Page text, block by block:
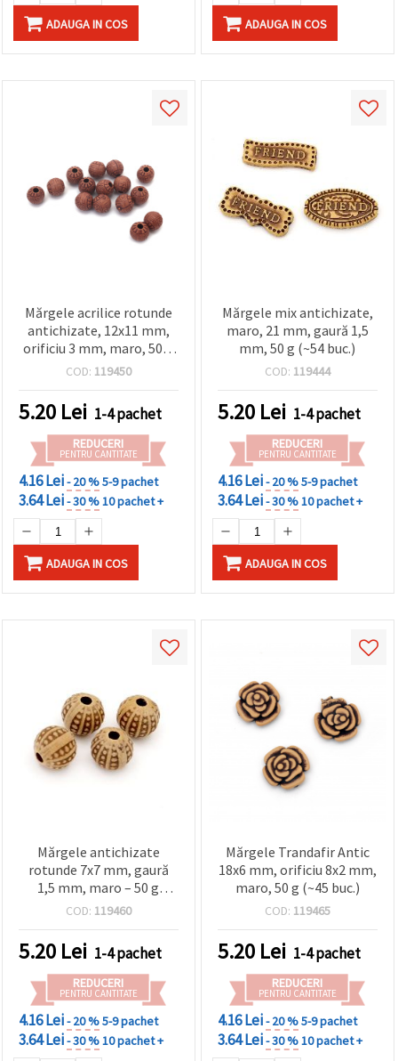
ADAUGA IN COS ADAUGA IN COS
Mărgele acrilice rotunde
antichizate, 12x11 mm,
orificiu 3 mm, maro, 50 g
(~54 buc.)
COD: 119450
5.20 Lei 1-4 pachet
REDUCERI
PENTRU CANTITATE
4.16 Lei- 20 %5-9 pachet
3.64 Lei- 30 %10 pachet +
ADAUGA IN COS
Mărgele mix antichizate,
maro, 21 mm, gaură 1,5
mm, 50 g (~54 buc.)
COD: 119444
5.20 Lei 1-4 pachet
REDUCERI
PENTRU CANTITATE
4.16 Lei- 20 %5-9 pachet
3.64 Lei- 30 %10 pachet +
ADAUGA IN COS
Mărgele antichizate
rotunde 7x7 mm, gaură
1,5 mm, maro – 50 g
(aprox. 160 buc.)
COD: 119460
5.20 Lei 1-4 pachet
REDUCERI
PENTRU CANTITATE
4.16 Lei- 20 %5-9 pachet
3.64 Lei- 30 %10 pachet +
Mărgele Trandafir Antic
18x6 mm, orificiu 8x2 mm,
maro, 50 g (~45 buc.)
COD: 119465
5.20 Lei 1-4 pachet
REDUCERI
PENTRU CANTITATE
4.16 Lei- 20 %5-9 pachet
3.64 Lei- 30 %10 pachet +